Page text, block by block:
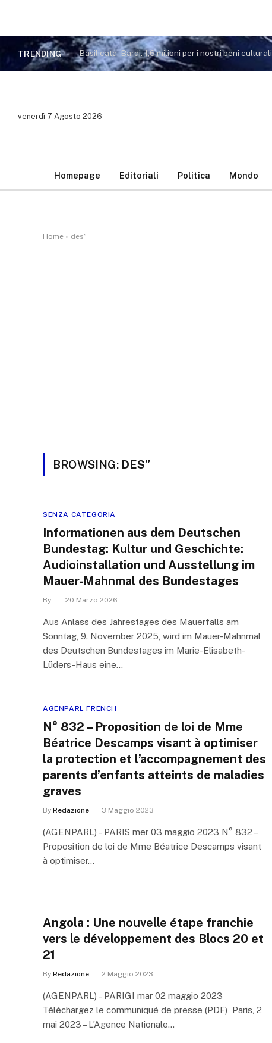
TRENDING Basilicata, Bardi: 1,6 milioni per i nostri beni culturali
venerdì 7 Agosto 2026
Homepage Editoriali Politica Mondo
Home » des”
BROWSING: DES”
SENZA CATEGORIA
Informationen aus dem Deutschen
Bundestag: Kultur und Geschichte:
Audioinstallation und Ausstellung im
Mauer-Mahnmal des Bundestages
By 20 Marzo 2026
Aus Anlass des Jahrestages des Mauerfalls am
Sonntag, 9. November 2025, wird im Mauer-Mahnmal
des Deutschen Bundestages im Marie-Elisabeth-
Lüders-Haus eine…
AGENPARL FRENCH
N° 832 – Proposition de loi de Mme
Béatrice Descamps visant à optimiser
la protection et l’accompagnement des
parents d’enfants atteints de maladies
graves
By Redazione 3 Maggio 2023
(AGENPARL) – PARIS mer 03 maggio 2023 N° 832 –
Proposition de loi de Mme Béatrice Descamps visant
à optimiser…
Angola : Une nouvelle étape franchie
vers le développement des Blocs 20 et
21
By Redazione 2 Maggio 2023
(AGENPARL) – PARIGI mar 02 maggio 2023
Téléchargez le communiqué de presse (PDF) Paris, 2
mai 2023 – L’Agence Nationale…